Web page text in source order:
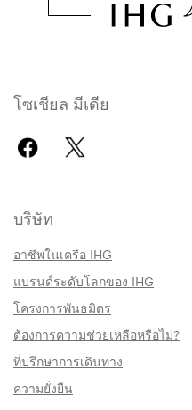
โซเชียล มีเดีย
บริษัท
อาชีพในเครือ IHG
แบรนด์ระดับโลกของ IHG
โครงการพันธมิตร
ต้องการความช่วยเหลือหรือไม่?
ที่ปรึกษาการเดินทาง
ความยั่งยืน